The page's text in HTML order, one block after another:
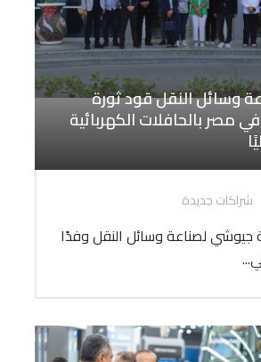
وسائل النقل قود ثورة
مصر بالحافلات الكهربائية
شراكات جديدة
جيوشي لصناعة وسائل النقل وفدًا